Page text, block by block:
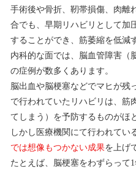
手術後や骨折、靭帯損傷、肉離
合でも、早期リハビリとして加
することができ、筋萎縮を低減
内科的な面では、脳血管障害（
の症例が数多くあります。
脳出血や脳梗塞などでマヒが残
で行われていたリハビリは、筋
てしまう）を予防するものがほ
しかし医療機関にて行われてい
では想像もつかない成果を上げ
たとえば、脳梗塞をわずらって